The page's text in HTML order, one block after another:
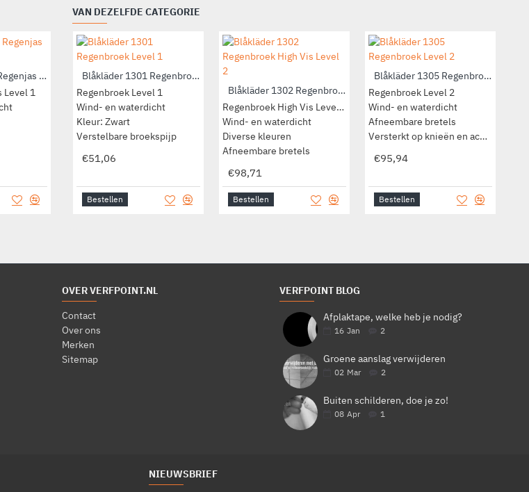
Blåkläder 4325 Regenjas High Vis Level 1
Level 1
Wind- en waterdicht
Verstelbare broekspijp
Bestellen
Regenjas Level 2
Wind- en waterdicht
Diverse kleuren
€92,29
Bestellen
VAN DEZELFDE CATEGORIE
Blåkläder 1301 Regenbroek Level 1
Regenbroek Level 1
Wind- en waterdicht
Kleur: Zwart
Verstelbare broekspijp
€51,06
Bestellen
Blåkläder 1302 Regenbroek High Vis Level 2
Regenbroek High Vis Level 2
Wind- en waterdicht
Diverse kleuren
Afneembare bretels
€98,71
Bestellen
Blåkläder 1305 Regenbroek Level 2
Regenbroek Level 2
Wind- en waterdicht
Afneembare bretels
Versterkt op knieën en achterkant
€95,94
Bestellen
OVER VERFPOINT.NL
Contact
Over ons
Merken
Sitemap
VERFPOINT BLOG
Afplaktape, welke heb je nodig?
16 Jan 2
Groene aanslag verwijderen
02 Mar 2
Buiten schilderen, doe je zo!
08 Apr 1
NIEUWSBRIEF